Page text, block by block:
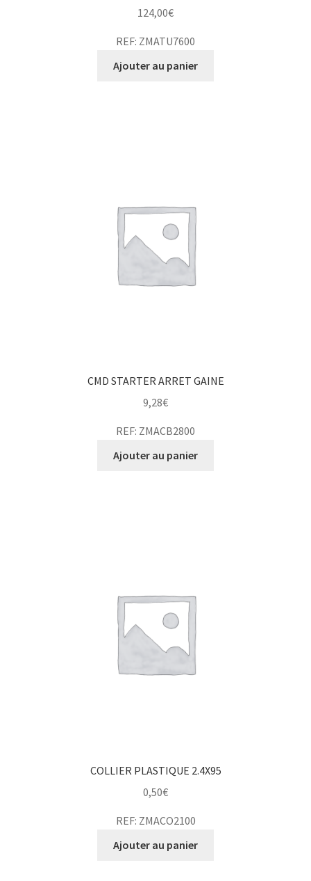
124,00€
REF: ZMATU7600
Ajouter au panier
CMD STARTER ARRET GAINE
9,28€
REF: ZMACB2800
Ajouter au panier
COLLIER PLASTIQUE 2.4X95
0,50€
REF: ZMACO2100
Ajouter au panier